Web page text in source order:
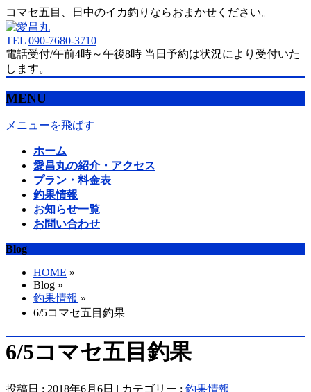
コマセ五目、日中のイカ釣りならおまかせください。
TEL 090-7680-3710
電話受付/午前4時～午後8時 当日予約は状況により受付いた
します。
MENU
メニューを飛ばす
ホーム
愛昌丸の紹介・アクセス
プラン・料金表
釣果情報
お知らせ一覧
お問い合わせ
Blog
HOME »
Blog »
釣果情報 »
6/5コマセ五目釣果
6/5コマセ五目釣果
投稿日 : 2018年6月6日 | カテゴリー : 釣果情報